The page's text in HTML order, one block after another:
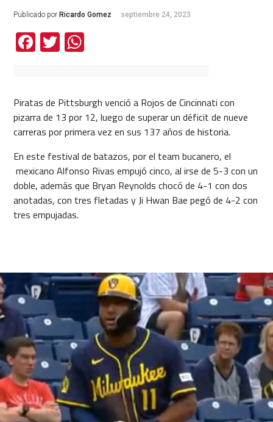
Publicado por Ricardo Gomez septiembre 24, 2023
Facebook
TwitterWhatsApp
Piratas de Pittsburgh venció a Rojos de Cincinnati con
pizarra de 13 por 12, luego de superar un déficit de nueve
carreras por primera vez en sus 137 años de historia.
En este festival de batazos, por el team bucanero, el
mexicano Alfonso Rivas empujó cinco, al irse de 5-3 con un
doble, además que Bryan Reynolds chocó de 4-1 con dos
anotadas, con tres fletadas y Ji Hwan Bae pegó de 4-2 con
tres empujadas.